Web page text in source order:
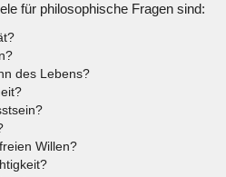
für philosophische Fragen sind:
des Lebens?
Willen?